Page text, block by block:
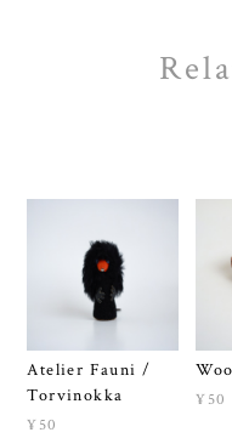
Atelier Fauni /
Torvinokka
¥50
¥50